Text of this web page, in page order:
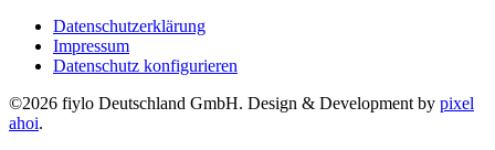
Datenschutzerklärung
Impressum
Datenschutz konfigurieren
©2026 fiylo Deutschland GmbH. Design & Development by pixel
ahoi.